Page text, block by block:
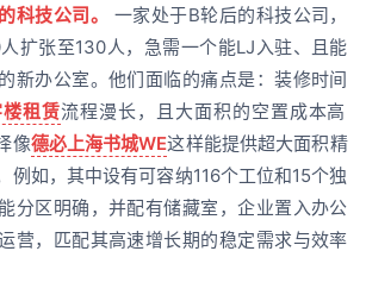
科技公司。
一家处于B轮后的科技公司，
扩张至130人，急需一个能LJ入驻、且能
新办公室。他们面临的痛点是：装修时间
租赁流程漫长，且大面积的空置成本高
像德必上海书城WE这样能提供超大面积精
例如，其中设有可容纳116个工位和15个独
分区明确，并配有储藏室，企业置入办公
营，匹配其高速增长期的稳定需求与效率